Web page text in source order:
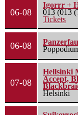
06-08
Igorrr +
013 (013
Tickets
06-08
07-08
Hellsinki
Accept,
Helsinki